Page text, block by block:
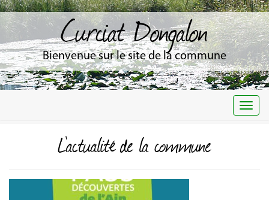
Curciat Dongalon
Bienvenue sur le site de la commune
L'actualité de la commune